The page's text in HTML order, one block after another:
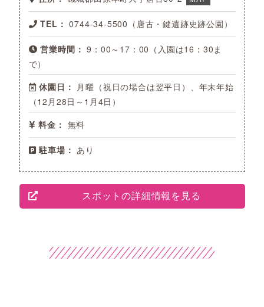
TEL： 0744-34-5500（唐古・鍵遺跡史跡公園）
営業時間： 9：00～17：00（入園は16：30ま
で）
休園日： 月曜（祝日の場合は翌平日）、年末年始
（12月28日～1月4日）
料金： 無料
駐車場： あり
スポットの詳細情報を見る